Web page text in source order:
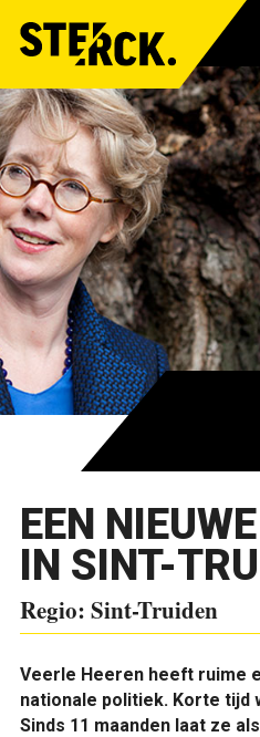
EEN
IN SINT-
Regio: Sint-Truiden
Veerle Heeren heeft ruime
nationale politiek. Korte tijd
Sinds 11 maanden laat ze